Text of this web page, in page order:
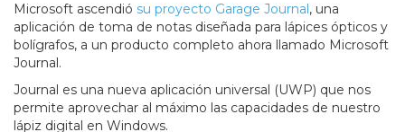
Microsoft ascendió su proyecto Garage Journal, una
aplicación de toma de notas diseñada para lápices ópticos y
bolígrafos, a un producto completo ahora llamado Microsoft
Journal.
Journal es una nueva aplicación universal (UWP) que nos
permite aprovechar al máximo las capacidades de nuestro
lápiz digital en Windows.